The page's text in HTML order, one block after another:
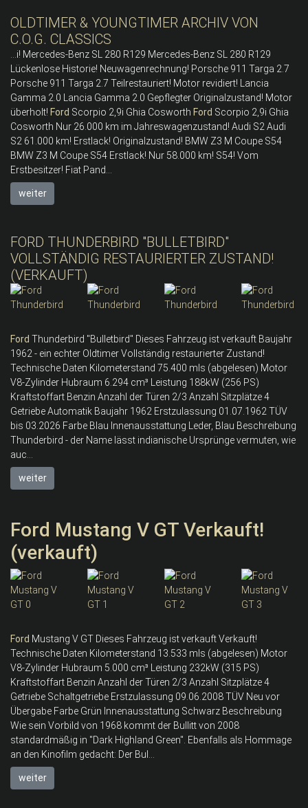
OLDTIMER & YOUNGTIMER ARCHIV VON
C.O.G. CLASSICS
...i! Mercedes-Benz SL 280 R129 Mercedes-Benz SL 280 R129
Lückenlose Historie! Neuwagenrechnung! Porsche 911 Targa 2.7
Porsche 911 Targa 2.7 Teilrestauriert! Motor revidiert! Lancia
Gamma 2.0 Lancia Gamma 2.0 Gepflegter Originalzustand! Motor
überholt! Ford Scorpio 2,9i Ghia Cosworth Ford Scorpio 2,9i Ghia
Cosworth Nur 26.000 km im Jahreswagenzustand! Audi S2 Audi
S2 61.000 km! Erstlack! Originalzustand! BMW Z3 M Coupe S54
BMW Z3 M Coupe S54 Erstlack! Nur 58.000 km! S54! Vom
Erstbesitzer! Fiat Pand...
weiter
FORD THUNDERBIRD "BULLETBIRD"
VOLLSTÄNDIG RESTAURIERTER ZUSTAND!
(VERKAUFT)
Ford Thunderbird "Bulletbird" Dieses Fahrzeug ist verkauft Baujahr
1962 - ein echter Oldtimer Vollständig restaurierter Zustand!
Technische Daten Kilometerstand 75.400 mls (abgelesen) Motor
V8-Zylinder Hubraum 6.294 cm³ Leistung 188kW (256 PS)
Kraftstoffart Benzin Anzahl der Türen 2/3 Anzahl Sitzplätze 4
Getriebe Automatik Baujahr 1962 Erstzulassung 01.07.1962 TÜV
bis 03.2026 Farbe Blau Innenausstattung Leder, Blau Beschreibung
Thunderbird - der Name lässt indianische Ursprünge vermuten, wie
auc...
weiter
Ford Mustang V GT Verkauft!
(verkauft)
Ford Mustang V GT Dieses Fahrzeug ist verkauft Verkauft!
Technische Daten Kilometerstand 13.533 mls (abgelesen) Motor
V8-Zylinder Hubraum 5.000 cm³ Leistung 232kW (315 PS)
Kraftstoffart Benzin Anzahl der Türen 2/3 Anzahl Sitzplätze 4
Getriebe Schaltgetriebe Erstzulassung 09.06.2008 TÜV Neu vor
Übergabe Farbe Grün Innenausstattung Schwarz Beschreibung
Wie sein Vorbild von 1968 kommt der Bullitt von 2008
standardmäßig in "Dark Highland Green". Ebenfalls als Hommage
an den Kinofilm gedacht: Der Bul...
weiter